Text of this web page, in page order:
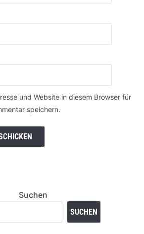
und Website in diesem Browser für
speichern.
Suchen
SUCHEN